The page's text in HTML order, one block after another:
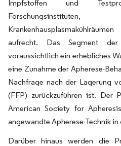
Impfstoffen und
aufrecht. Das Segment der
voraussichtlich ein erhebliches
eine Zunahme der Apherese-
Nachfrage nach der Lagerung
(FFP) zurückzuführen ist. Der
American Society for
angewandte Apherese-Technik
Darüber hinaus werden die